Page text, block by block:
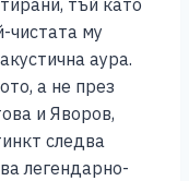
тъй като
чистата му
аура.
а не през
и Яворов,
следва
легендарно-